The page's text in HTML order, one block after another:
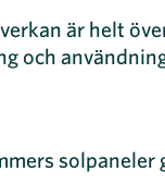
är helt
och